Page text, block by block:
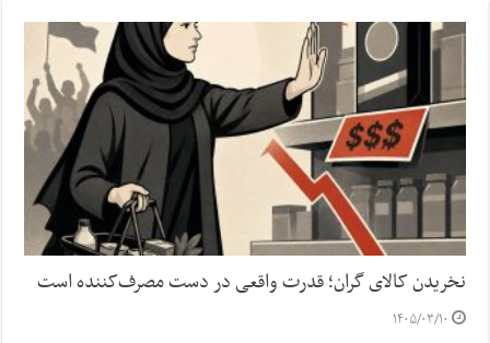
نخریدن کالای گران؛ قدرت واقعی در دست مصرف‌کننده است
۱۴۰۵/۰۳/۱۰